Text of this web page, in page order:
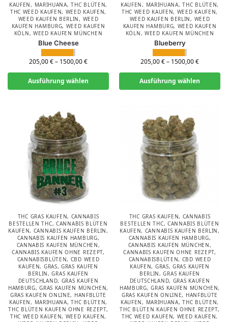
KAUFEN, MARIHUANA,THC BLÜTEN,
THC WEED KAUFEN, WEED KAUFEN,
WEED KAUFEN BERLIN, WEED
KAUFEN HAMBURG, WEED KAUFEN
KÖLN, WEED KAUFEN MÜNCHEN
Blue Cheese
205,00€– 1500,00€
Ausführung wählen
KAUFEN, MARIHUANA,THC BLÜTEN,
THC WEED KAUFEN, WEED KAUFEN,
WEED KAUFEN BERLIN, WEED
KAUFEN HAMBURG, WEED KAUFEN
KÖLN, WEED KAUFEN MÜNCHEN
Blueberry
205,00€– 1500,00€
Ausführung wählen
THC GRAS KAUFEN, CANNABIS
BESTELLEN THC, CANNABIS BLÜTEN
KAUFEN, CANNABIS KAUFEN BERLIN,
CANNABIS KAUFEN HAMBURG,
CANNABIS KAUFEN MÜNCHEN,
CANNABIS KAUFEN OHNE REZEPT,
CANNABISBLÜTEN, CBD WEED
KAUFEN, GRAS,GRAS KAUFEN
BERLIN,GRAS KAUFEN
DEUTSCHLAND, GRAS KAUFEN
HAMBURG,GRAS KAUFEN MÜNCHEN,
GRAS KAUFEN ONLINE, HANFBLÜTE
KAUFEN, MARIHUANA,THC BLÜTEN,
THC BLÜTEN KAUFEN OHNE REZEPT,
THC WEED KAUFEN, WEED KAUFEN,
THC GRAS KAUFEN, CANNABIS
BESTELLEN THC, CANNABIS BLÜTEN
KAUFEN, CANNABIS KAUFEN BERLIN,
CANNABIS KAUFEN HAMBURG,
CANNABIS KAUFEN MÜNCHEN,
CANNABIS KAUFEN OHNE REZEPT,
CANNABISBLÜTEN, CBD WEED
KAUFEN, GRAS,GRAS KAUFEN
BERLIN,GRAS KAUFEN
DEUTSCHLAND, GRAS KAUFEN
HAMBURG,GRAS KAUFEN MÜNCHEN,
GRAS KAUFEN ONLINE, HANFBLÜTE
KAUFEN, MARIHUANA,THC BLÜTEN,
THC BLÜTEN KAUFEN OHNE REZEPT,
THC WEED KAUFEN, WEED KAUFEN,